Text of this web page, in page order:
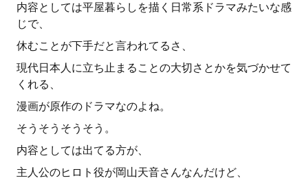
内容としては平屋暮らしを描く日常系ドラマみたいな感
じで、
休むことが下手だと言われてるさ、
現代日本人に立ち止まることの大切さとかを気づかせて
くれる、
漫画が原作のドラマなのよね。
そうそうそうそう。
内容としては出てる方が、
主人公のヒロト役が岡山天音さんなんだけど、